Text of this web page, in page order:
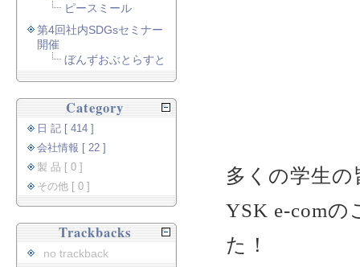
多くの学生
YSK e-com
た！
ピースミール
第4回社内SDGsセミナー
開催
ぼんずおぶとらすと
Category
日 記 [ 414 ]
会社情報 [ 22 ]
製 品 [ 0 ]
その他 [ 0 ]
Trackbacks
no trackback